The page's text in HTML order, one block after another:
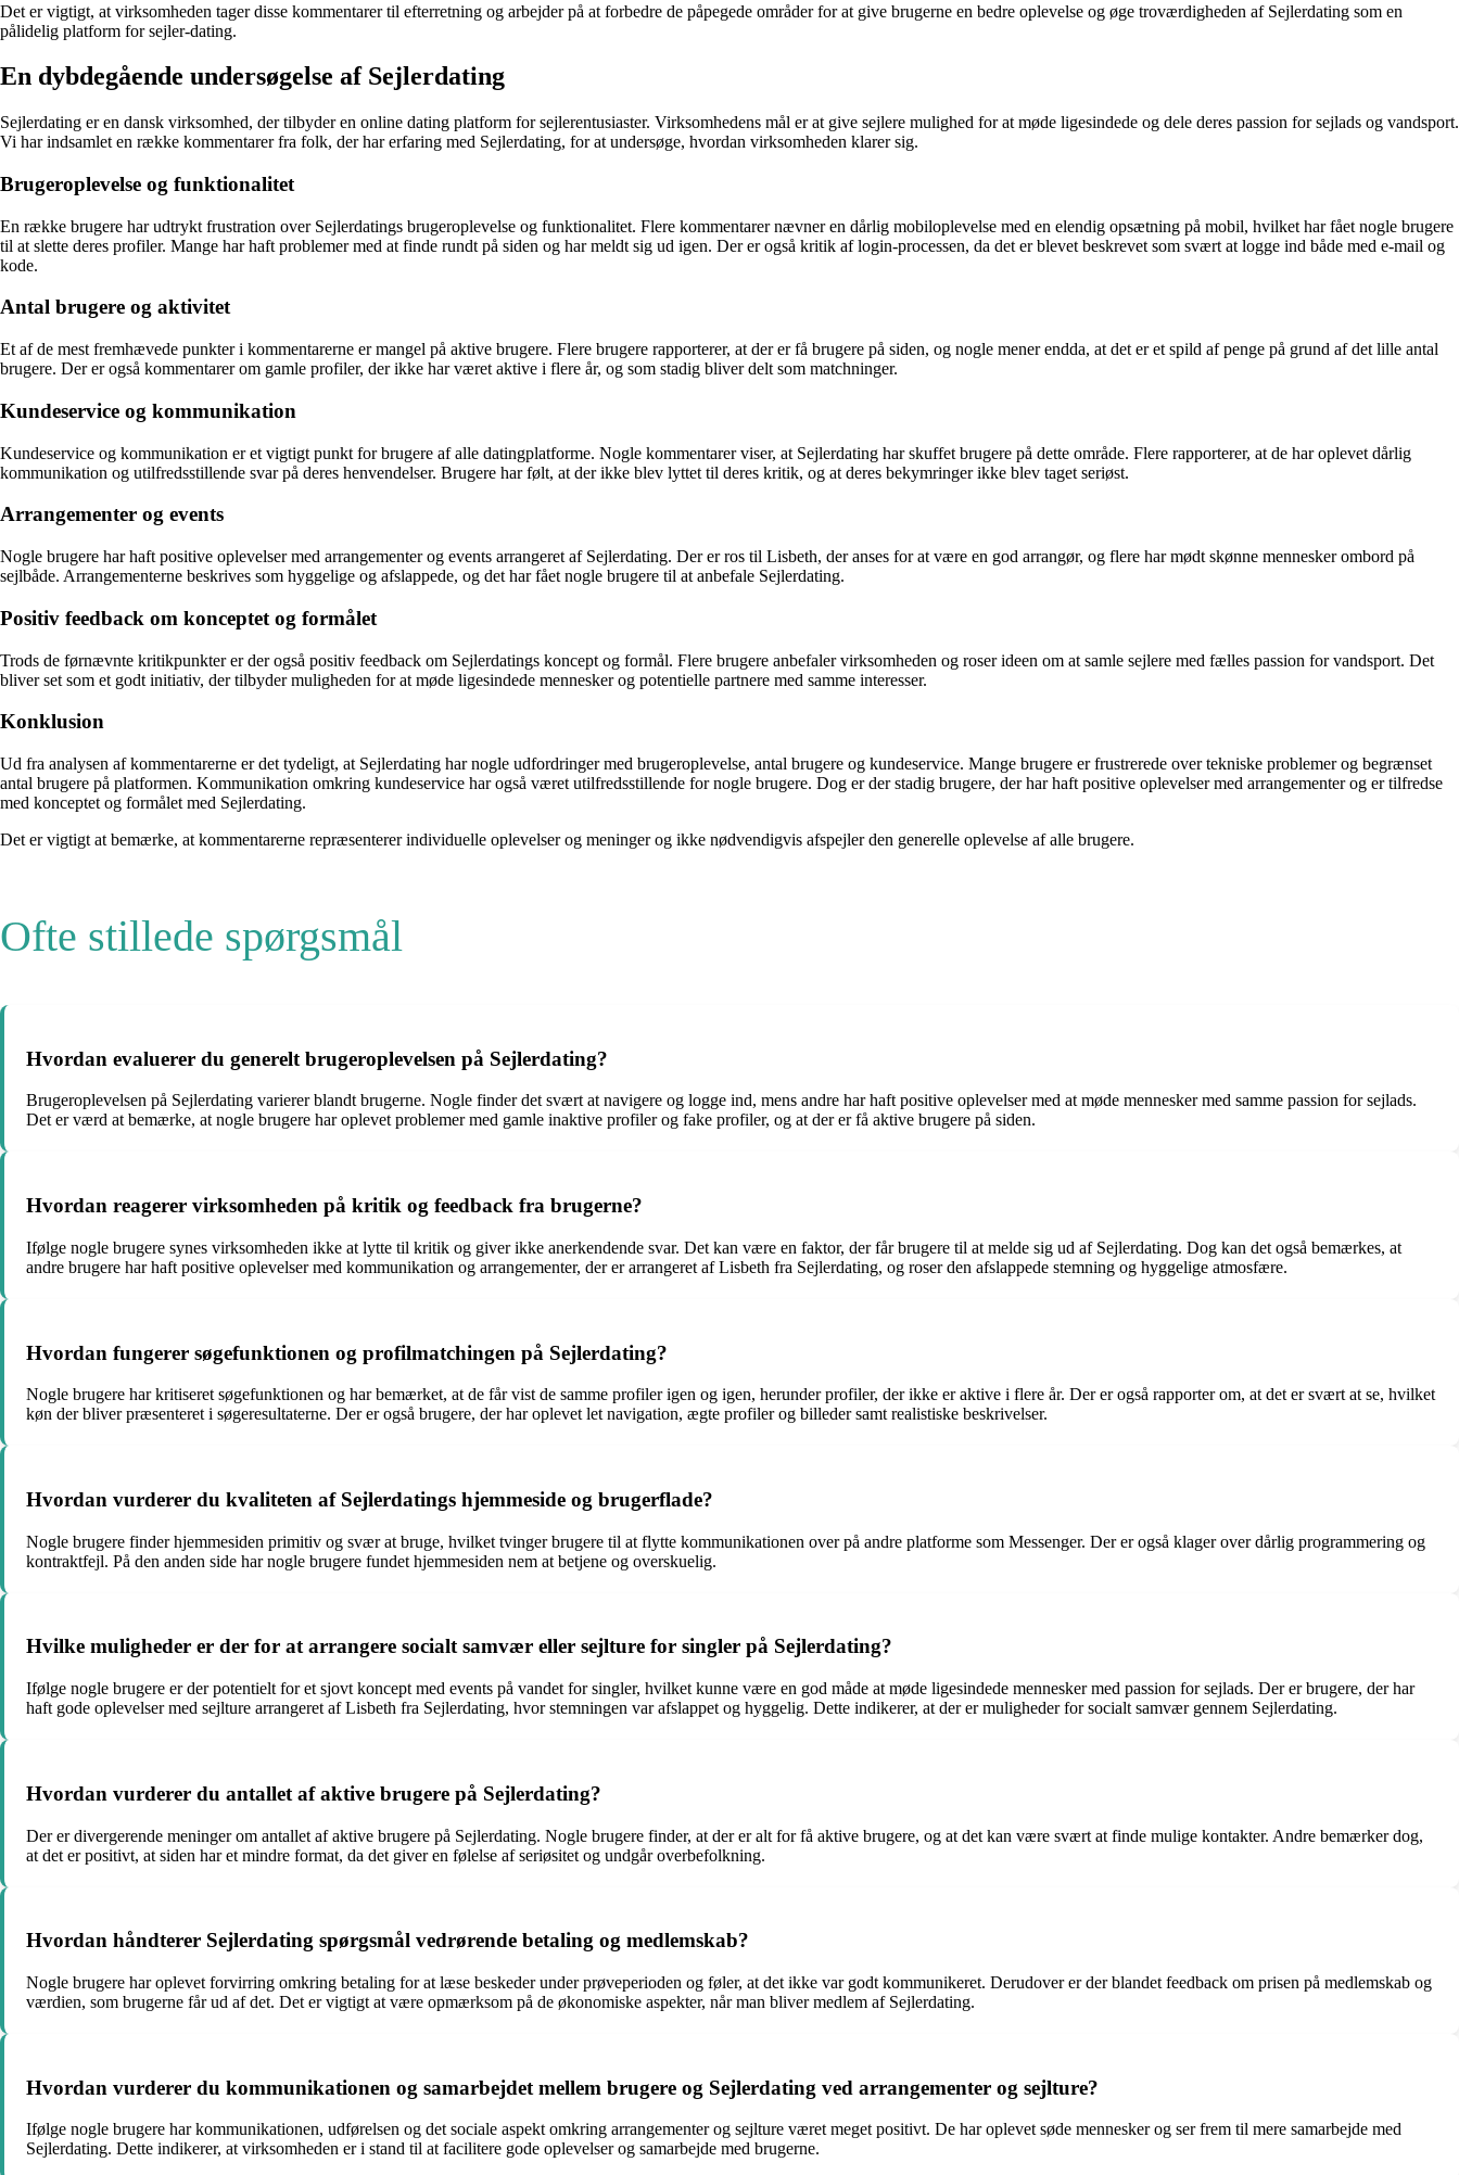
Det er vigtigt, at virksomheden tager disse kommentarer til efterretning og arbejder på at forbedre de påpegede områder for at give brugerne en bedre oplevelse og øge troværdigheden af Sejlerdating som en
pålidelig platform for sejler-dating.
En dybdegående undersøgelse af Sejlerdating
Sejlerdating er en dansk virksomhed, der tilbyder en online dating platform for sejlerentusiaster. Virksomhedens mål er at give sejlere mulighed for at møde ligesindede og dele deres passion for sejlads og vandsport.
Vi har indsamlet en række kommentarer fra folk, der har erfaring med Sejlerdating, for at undersøge, hvordan virksomheden klarer sig.
Brugeroplevelse og funktionalitet
En række brugere har udtrykt frustration over Sejlerdatings brugeroplevelse og funktionalitet. Flere kommentarer nævner en dårlig mobiloplevelse med en elendig opsætning på mobil, hvilket har fået nogle brugere
til at slette deres profiler. Mange har haft problemer med at finde rundt på siden og har meldt sig ud igen. Der er også kritik af login-processen, da det er blevet beskrevet som svært at logge ind både med e-mail og
kode.
Antal brugere og aktivitet
Et af de mest fremhævede punkter i kommentarerne er mangel på aktive brugere. Flere brugere rapporterer, at der er få brugere på siden, og nogle mener endda, at det er et spild af penge på grund af det lille antal
brugere. Der er også kommentarer om gamle profiler, der ikke har været aktive i flere år, og som stadig bliver delt som matchninger.
Kundeservice og kommunikation
Kundeservice og kommunikation er et vigtigt punkt for brugere af alle datingplatforme. Nogle kommentarer viser, at Sejlerdating har skuffet brugere på dette område. Flere rapporterer, at de har oplevet dårlig
kommunikation og utilfredsstillende svar på deres henvendelser. Brugere har følt, at der ikke blev lyttet til deres kritik, og at deres bekymringer ikke blev taget seriøst.
Arrangementer og events
Nogle brugere har haft positive oplevelser med arrangementer og events arrangeret af Sejlerdating. Der er ros til Lisbeth, der anses for at være en god arrangør, og flere har mødt skønne mennesker ombord på
sejlbåde. Arrangementerne beskrives som hyggelige og afslappede, og det har fået nogle brugere til at anbefale Sejlerdating.
Positiv feedback om konceptet og formålet
Trods de førnævnte kritikpunkter er der også positiv feedback om Sejlerdatings koncept og formål. Flere brugere anbefaler virksomheden og roser ideen om at samle sejlere med fælles passion for vandsport. Det
bliver set som et godt initiativ, der tilbyder muligheden for at møde ligesindede mennesker og potentielle partnere med samme interesser.
Konklusion
Ud fra analysen af kommentarerne er det tydeligt, at Sejlerdating har nogle udfordringer med brugeroplevelse, antal brugere og kundeservice. Mange brugere er frustrerede over tekniske problemer og begrænset
antal brugere på platformen. Kommunikation omkring kundeservice har også været utilfredsstillende for nogle brugere. Dog er der stadig brugere, der har haft positive oplevelser med arrangementer og er tilfredse
med konceptet og formålet med Sejlerdating.
Det er vigtigt at bemærke, at kommentarerne repræsenterer individuelle oplevelser og meninger og ikke nødvendigvis afspejler den generelle oplevelse af alle brugere.
Ofte stillede spørgsmål
Hvordan evaluerer du generelt brugeroplevelsen på Sejlerdating?
Brugeroplevelsen på Sejlerdating varierer blandt brugerne. Nogle finder det svært at navigere og logge ind, mens andre har haft positive oplevelser med at møde mennesker med samme passion for sejlads.
Det er værd at bemærke, at nogle brugere har oplevet problemer med gamle inaktive profiler og fake profiler, og at der er få aktive brugere på siden.
Hvordan reagerer virksomheden på kritik og feedback fra brugerne?
Ifølge nogle brugere synes virksomheden ikke at lytte til kritik og giver ikke anerkendende svar. Det kan være en faktor, der får brugere til at melde sig ud af Sejlerdating. Dog kan det også bemærkes, at
andre brugere har haft positive oplevelser med kommunikation og arrangementer, der er arrangeret af Lisbeth fra Sejlerdating, og roser den afslappede stemning og hyggelige atmosfære.
Hvordan fungerer søgefunktionen og profilmatchingen på Sejlerdating?
Nogle brugere har kritiseret søgefunktionen og har bemærket, at de får vist de samme profiler igen og igen, herunder profiler, der ikke er aktive i flere år. Der er også rapporter om, at det er svært at se, hvilket
køn der bliver præsenteret i søgeresultaterne. Der er også brugere, der har oplevet let navigation, ægte profiler og billeder samt realistiske beskrivelser.
Hvordan vurderer du kvaliteten af ​​Sejlerdatings hjemmeside og brugerflade?
Nogle brugere finder hjemmesiden primitiv og svær at bruge, hvilket tvinger brugere til at flytte kommunikationen over på andre platforme som Messenger. Der er også klager over dårlig programmering og
kontraktfejl. På den anden side har nogle brugere fundet hjemmesiden nem at betjene og overskuelig.
Hvilke muligheder er der for at arrangere socialt samvær eller sejlture for singler på Sejlerdating?
Ifølge nogle brugere er der potentielt for et sjovt koncept med events på vandet for singler, hvilket kunne være en god måde at møde ligesindede mennesker med passion for sejlads. Der er brugere, der har
haft gode oplevelser med sejlture arrangeret af Lisbeth fra Sejlerdating, hvor stemningen var afslappet og hyggelig. Dette indikerer, at der er muligheder for socialt samvær gennem Sejlerdating.
Hvordan vurderer du antallet af aktive brugere på Sejlerdating?
Der er divergerende meninger om antallet af aktive brugere på Sejlerdating. Nogle brugere finder, at der er alt for få aktive brugere, og at det kan være svært at finde mulige kontakter. Andre bemærker dog,
at det er positivt, at siden har et mindre format, da det giver en følelse af seriøsitet og undgår overbefolkning.
Hvordan håndterer Sejlerdating spørgsmål vedrørende betaling og medlemskab?
Nogle brugere har oplevet forvirring omkring betaling for at læse beskeder under prøveperioden og føler, at det ikke var godt kommunikeret. Derudover er der blandet feedback om prisen på medlemskab og
værdien, som brugerne får ud af det. Det er vigtigt at være opmærksom på de økonomiske aspekter, når man bliver medlem af Sejlerdating.
Hvordan vurderer du kommunikationen og samarbejdet mellem brugere og Sejlerdating ved arrangementer og sejlture?
Ifølge nogle brugere har kommunikationen, udførelsen og det sociale aspekt omkring arrangementer og sejlture været meget positivt. De har oplevet søde mennesker og ser frem til mere samarbejde med
Sejlerdating. Dette indikerer, at virksomheden er i stand til at facilitere gode oplevelser og samarbejde med brugerne.